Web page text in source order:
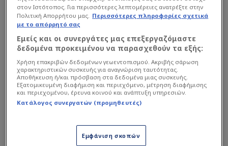
είναι θετική στο ενδεχόμενο να αποκτήσει μόνιμο
συμβόλαιο στη διοργάνωση, παρότι ακόμη δεν
έχουν καθοριστεί οι οικονομικοί όροι της
συμφωνίας.
Διαβάστε επίσης...
Στο νοσοκομείο παίκτης
"Δεν ξέρω τίποτα για
αυτόν"
στον Ιστότοπος. Για περισσότερες λεπτομέρειες ανατρέξτε στην
Πολιτική Απορρήτου μας. Περισσότερες πληροφορίες σχετικά
με το απόρρητό σας
Εμείς και οι συνεργάτες μας επεξεργαζόμαστε
δεδομένα προκειμένου να παρασχεθούν τα εξής:
Χρήση επακριβών δεδομένων γεωεντοπισμού. Ακριβής σάρωση
χαρακτηριστικών συσκευής για αναγνώριση ταυτότητας.
Αποθήκευση ή/και πρόσβαση στα δεδομένα μιας συσκευής.
Εξατομικευμένη διαφήμιση και περιεχόμενο, μέτρηση διαφήμισης
και περιεχομένου, έρευνα κοινού και ανάπτυξη υπηρεσιών.
Κατάλογος συνεργατών (προμηθευτές)
Εμφάνιση σκοπών